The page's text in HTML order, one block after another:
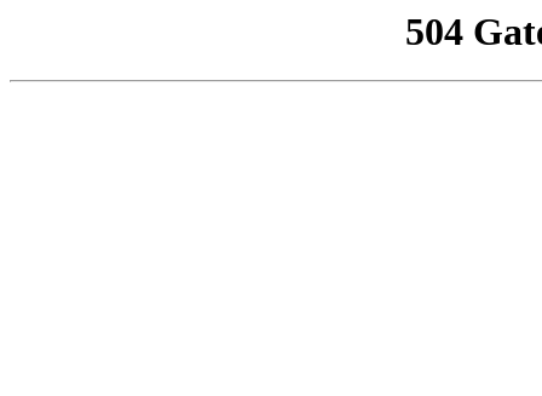
504